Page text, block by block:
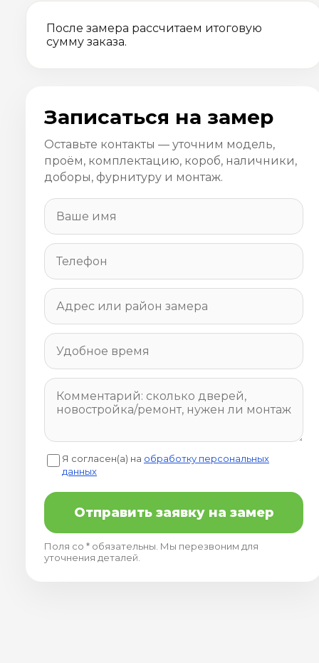
После замера рассчитаем итоговую
сумму заказа.
Записаться на замер
Оставьте контакты — уточним модель,
проём, комплектацию, короб, наличники,
доборы, фурнитуру и монтаж.
Я согласен(а) на обработку персональных
данных
Отправить заявку на замер
Поля со * обязательны. Мы перезвоним для
уточнения деталей.